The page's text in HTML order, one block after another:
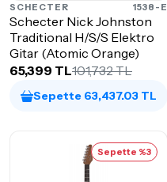
SCHECTER 1538-E
Schecter Nick Johnston
Traditional H/S/S Elektro
Gitar (Atomic Orange)
65,399 TL101,732 TL
Sepette 63,437.03 TL
Sepette %3